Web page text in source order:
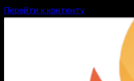
Перейти к контенту